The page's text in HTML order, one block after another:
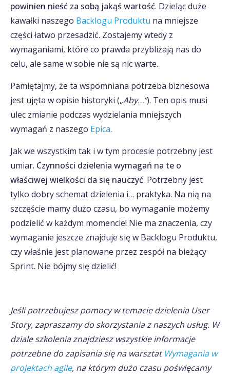
powinien nieść za sobą jakąś wartość. Dzieląc duże
kawałki naszego Backlogu Produktu na mniejsze
części łatwo przesadzić. Zostajemy wtedy z
wymaganiami, które co prawda przybliżają nas do
celu, ale same w sobie nie są nic warte.
Pamiętajmy, że ta wspomniana potrzeba biznesowa
jest ujęta w opisie historyki („Aby…”). Ten opis musi
ulec zmianie podczas wydzielania mniejszych
wymagań z naszego Epica.
Jak we wszystkim tak i w tym procesie potrzebny jest
umiar. Czynności dzielenia wymagań na te o
właściwej wielkości da się nauczyć. Potrzebny jest
tylko dobry schemat dzielenia i… praktyka. Na nią na
szczęście mamy dużo czasu, bo wymaganie możemy
podzielić w każdym momencie! Nie ma znaczenia, czy
wymaganie jeszcze znajduje się w Backlogu Produktu,
czy właśnie jest planowane przez zespół na bieżący
Sprint. Nie bójmy się dzielić!
Jeśli potrzebujesz pomocy w temacie dzielenia User
Story, zapraszamy do skorzystania z naszych usług. W
dziale szkolenia znajdziesz wszystkie informacje
potrzebne do zapisania się na warsztat Wymagania w
projektach agile, na którym dużo czasu poświęcamy